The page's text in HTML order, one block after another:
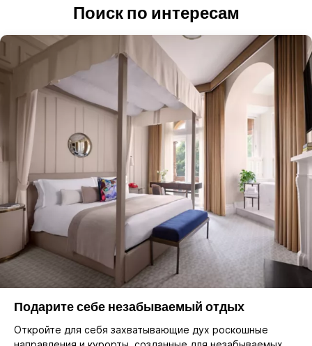
Поиск по интересам
Подарите себе незабываемый отдых
Откройте для себя захватывающие дух роскошные